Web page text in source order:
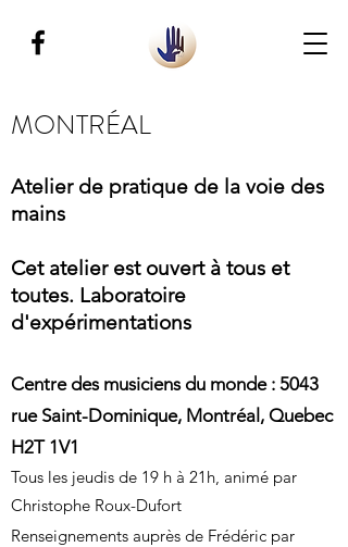
MONTRÉAL
Atelier de pratique de la voie des
mains
Cet atelier est ouvert à tous et
toutes. Laboratoire
d'expérimentations
Centre des musiciens du monde : 5043
rue Saint-Dominique, Montréal, Quebec
H2T 1V1
Tous les jeudis de 19 h à 21h, animé par
Christophe Roux-Dufort
Renseignements auprès de Frédéric par